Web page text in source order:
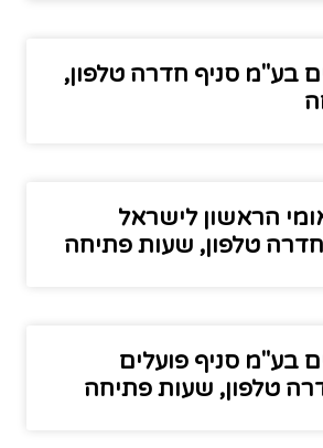
בע"מ סניף חדרה טלפון,
הראשון לישראל
טלפון, שעות פתיחה
בע"מ סניף פועלים